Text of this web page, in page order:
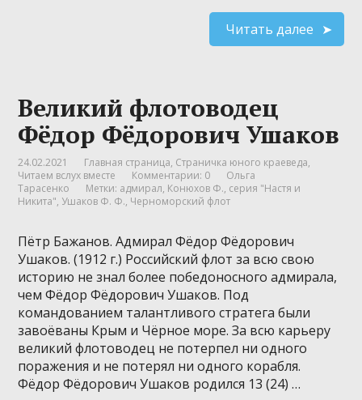
Читать далее
Великий флотоводец
Фёдор Фёдорович Ушаков
24.02.2021 Главная страница, Страничка юного краеведа,
Читаем вслух вместе
Комментарии: 0
Ольга
Тарасенко
Метки: адмирал, Конюхов Ф., серия "Настя и
Никита", Ушаков Ф. Ф., Черноморский флот
Пётр Бажанов. Адмирал Фёдор Фёдорович
Ушаков. (1912 г.) Российский флот за всю свою
историю не знал более победоносного адмирала,
чем Фёдор Фёдорович Ушаков. Под
командованием талантливого стратега были
завоёваны Крым и Чёрное море. За всю карьеру
великий флотоводец не потерпел ни одного
поражения и не потерял ни одного корабля.
Фёдор Фёдорович Ушаков родился 13 (24) …